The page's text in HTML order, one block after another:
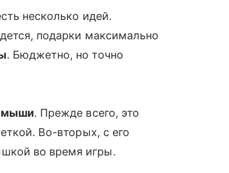
несколько идей.
подарки максимально
. Бюджетно, но точно
мыши. Прежде всего, это
Во-вторых, с его
во время игры.